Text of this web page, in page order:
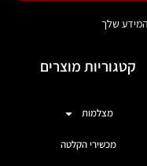
שלך
קטגוריות מוצרים
מצלמות
מכשירי הקלטה